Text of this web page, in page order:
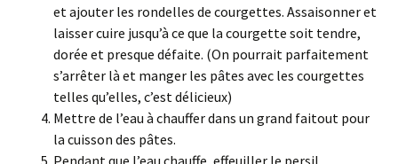
et ajouter les rondelles de courgettes. Assaisonner et
laisser cuire jusqu’à ce que la courgette soit tendre,
dorée et presque défaite. (On pourrait parfaitement
s’arrêter là et manger les pâtes avec les courgettes
telles qu’elles, c’est délicieux)
Mettre de l’eau à chauffer dans un grand faitout pour
la cuisson des pâtes.
Pendant que l’eau chauffe, effeuiller le persil